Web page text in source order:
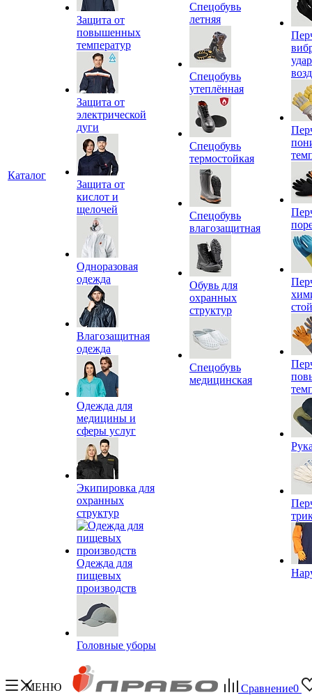
Каталог
Защита от
повышенных
температур
Защита от
электрической
дуги
Защита от
кислот и
щелочей
Одноразовая
одежда
Влагозащитная
одежда
Одежда для
медицины и
сферы услуг
Экипировка для
охранных
структур
Одежда для
пищевых
производств
Головные уборы
Спецобувь
летняя
Спецобувь
утеплённая
Спецобувь
термостойкая
Спецобувь
влагозащитная
Обувь для
охранных
структур
Спецобувь
медицинская
МЕНЮ Сравнение0